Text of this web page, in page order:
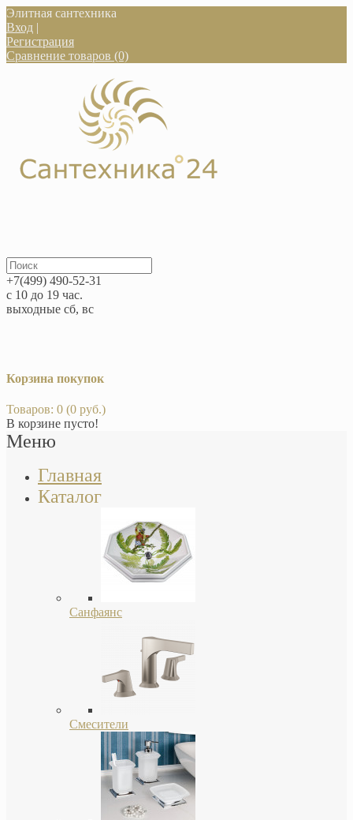
Элитная сантехника
Вход |
Регистрация
Сравнение товаров (0)
+7(499) 490-52-31
с 10 до 19 час.
выходные сб, вс
Корзина покупок
Товаров: 0 (0 руб.)
В корзине пусто!
Меню
Главная
Каталог
Санфаянс
Смесители